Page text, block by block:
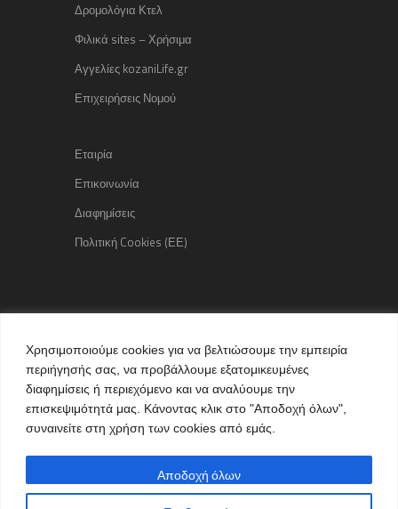
Χρησιμοποιούμε cookies για να βελτιώσουμε την εμπειρία
περιήγησής σας, να προβάλλουμε εξατομικευμένες
διαφημίσεις ή περιεχόμενο και να αναλύουμε την
επισκεψιμότητά μας. Κάνοντας κλικ στο "Αποδοχή όλων",
συναινείτε στη χρήση των cookies από εμάς.
Αποδοχή όλων
Δρομολόγια Κτελ
Φιλικά sites – Χρήσιμα
Αγγελίες kozaniLife.gr
Επιχειρήσεις Νομού
Εταιρία
Επικοινωνία
Διαφημίσεις
Πολιτική Cookies (ΕΕ)
Copyright © 2015 kozaniLife.gr
All Rights reserved
Internet Services & Advertisement
by kozaniLife.gr